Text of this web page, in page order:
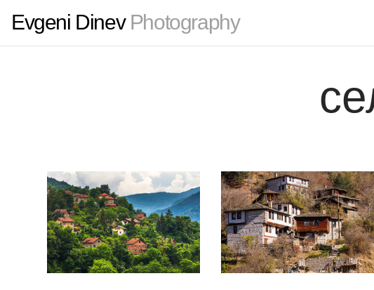
Evgeni DinevPhotography